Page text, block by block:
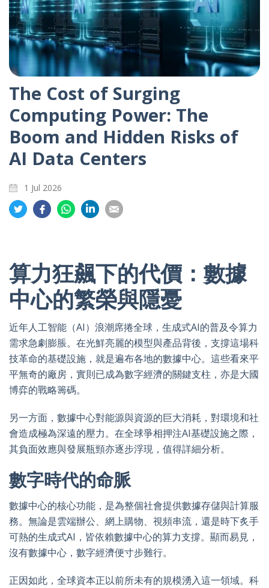
The Cost of Surging
Computing Power: The
Boom and Hidden Risks of
AI Data Centers
1 Jul 2026
Share
on
Share
on
Share
on
on
on
算力狂飆下的代價：數據
中心的繁榮與隱憂
近年人工智能（AI）浪潮席捲全球，生成式AI的普及令算力
需求急劇膨脹。在光鮮亮麗的模型與產品背後，支撐這場科
技革命的基礎設施，就是遍布各地的數據中心。這些看來平
平無奇的廠房，實則已成為數字經濟的關鍵支柱，亦是大國
博弈的戰略籌碼。
另一方面，數據中心對能源與資源的巨大消耗，對環境和社
會造成極為深遠的壓力。在全球爭相押注AI基礎設施之際，
其負面效應與發展瓶頸亦逐步浮現，值得詳細分析。
數字時代的命脈
數據中心的核心功能，是為整個社會提供數據存儲與計算服
務。無論是雲端辦公、網上購物、視頻串流，還是時下炙手
可熱的生成式AI，皆依賴數據中心的算力支撐。顯而易見，
沒有數據中心，數字經濟便寸步難行。
正因如此，全球資本正以前所未有的規模湧入這一領域。科